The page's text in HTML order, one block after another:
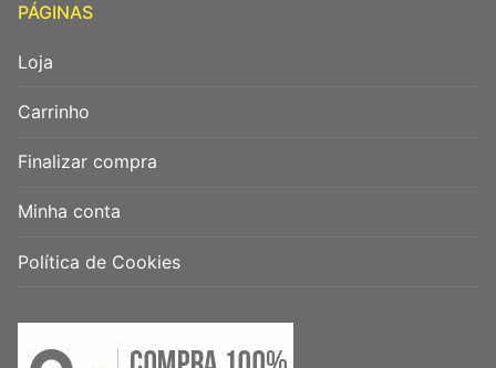
PÁGINAS
Loja
Carrinho
Finalizar compra
Minha conta
Política de Cookies